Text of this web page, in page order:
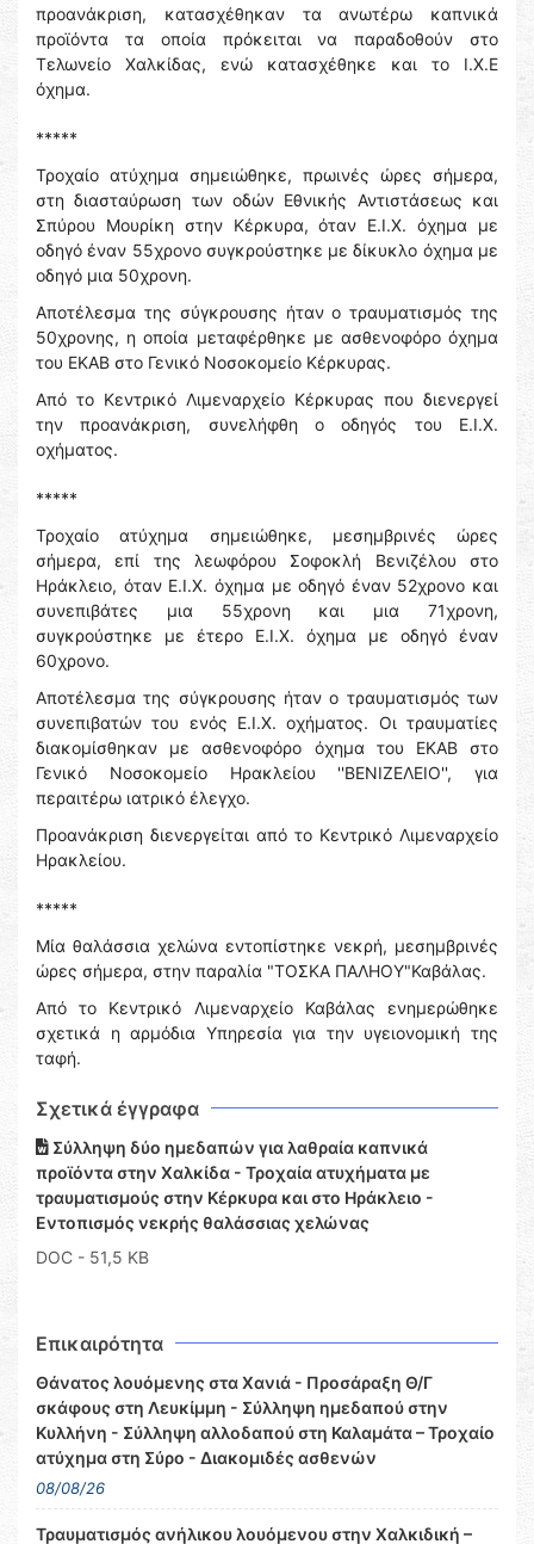
προανάκριση, κατασχέθηκαν τα ανωτέρω καπνικά
προϊόντα τα οποία πρόκειται να παραδοθούν στο
Τελωνείο Χαλκίδας, ενώ κατασχέθηκε και το Ι.Χ.Ε
όχημα.
*****
Τροχαίο ατύχημα σημειώθηκε, πρωινές ώρες σήμερα,
στη διασταύρωση των οδών Εθνικής Αντιστάσεως και
Σπύρου Μουρίκη στην Κέρκυρα, όταν Ε.Ι.Χ. όχημα με
οδηγό έναν 55χρονο συγκρούστηκε με δίκυκλο όχημα με
οδηγό μια 50χρονη.
Αποτέλεσμα της σύγκρουσης ήταν ο τραυματισμός της
50χρονης, η οποία μεταφέρθηκε με ασθενοφόρο όχημα
του ΕΚΑΒ στο Γενικό Νοσοκομείο Κέρκυρας.
Από το Κεντρικό Λιμεναρχείο Κέρκυρας που διενεργεί
την προανάκριση, συνελήφθη ο οδηγός του Ε.Ι.Χ.
οχήματος.
*****
Τροχαίο ατύχημα σημειώθηκε, μεσημβρινές ώρες
σήμερα, επί της λεωφόρου Σοφοκλή Βενιζέλου στο
Ηράκλειο, όταν Ε.Ι.Χ. όχημα με οδηγό έναν 52χρονο και
συνεπιβάτες μια 55χρονη και μια 71χρονη,
συγκρούστηκε με έτερο Ε.Ι.Χ. όχημα με οδηγό έναν
60χρονο.
Αποτέλεσμα της σύγκρουσης ήταν ο τραυματισμός των
συνεπιβατών του ενός Ε.Ι.Χ. οχήματος. Οι τραυματίες
διακομίσθηκαν με ασθενοφόρο όχημα του ΕΚΑΒ στο
Γενικό Νοσοκομείο Ηρακλείου ''ΒΕΝΙΖΕΛΕΙΟ'', για
περαιτέρω ιατρικό έλεγχο.
Προανάκριση διενεργείται από το Κεντρικό Λιμεναρχείο
Ηρακλείου.
*****
Μία θαλάσσια χελώνα εντοπίστηκε νεκρή, μεσημβρινές
ώρες σήμερα, στην παραλία "ΤΟΣΚΑ ΠΑΛΗΟΥ"Καβάλας.
Από το Κεντρικό Λιμεναρχείο Καβάλας ενημερώθηκε
σχετικά η αρμόδια Υπηρεσία για την υγειονομική της
ταφή.
Σχετικά έγγραφα
Σύλληψη δύο ημεδαπών για λαθραία καπνικά
προϊόντα στην Χαλκίδα - Τροχαία ατυχήματα με
τραυματισμούς στην Κέρκυρα και στο Ηράκλειο -
Εντοπισμός νεκρής θαλάσσιας χελώνας
DOC - 51,5 KB
Επικαιρότητα
Θάνατος λουόμενης στα Χανιά - Προσάραξη Θ/Γ
σκάφους στη Λευκίμμη - Σύλληψη ημεδαπού στην
Κυλλήνη - Σύλληψη αλλοδαπού στη Καλαμάτα – Τροχαίο
ατύχημα στη Σύρο - Διακομιδές ασθενών
08/08/26
Τραυματισμός ανήλικου λουόμενου στην Χαλκιδική –